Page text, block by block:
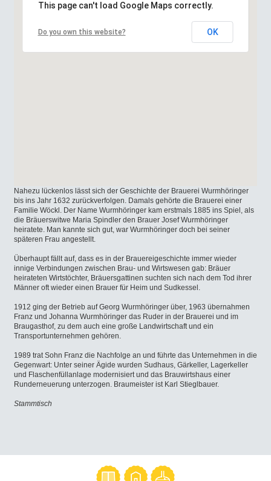
This page can't load Google Maps correctly.
Do you own this website? OK
Nahezu lückenlos lässt sich der Geschichte der Brauerei Wurmhöringer
bis ins Jahr 1632 zurückverfolgen. Damals gehörte die Brauerei einer
Familie Wöckl. Der Name Wurmhöringer kam erstmals 1885 ins Spiel, als
die Bräuerswitwe Maria Spindler den Brauer Josef Wurmhöringer
heiratete. Man kannte sich gut, war Wurmhöringer doch bei seiner
späteren Frau angestellt.
Überhaupt fällt auf, dass es in der Brauereigeschichte immer wieder
innige Verbindungen zwischen Brau- und Wirtswesen gab: Bräuer
heirateten Wirtstöchter, Bräuersgattinen suchten sich nach dem Tod ihrer
Männer oft wieder einen Brauer für Heim und Sudkessel.
1912 ging der Betrieb auf Georg Wurmhöringer über, 1963 übernahmen
Franz und Johanna Wurmhöringer das Ruder in der Brauerei und im
Braugasthof, zu dem auch eine große Landwirtschaft und ein
Transportunternehmen gehören.
1989 trat Sohn Franz die Nachfolge an und führte das Unternehmen in die
Gegenwart: Unter seiner Ägide wurden Sudhaus, Gärkeller, Lagerkeller
und Flaschenfüllanlage modernisiert und das Brauwirtshaus einer
Runderneuerung unterzogen. Braumeister ist Karl Stieglbauer.
Stammtisch